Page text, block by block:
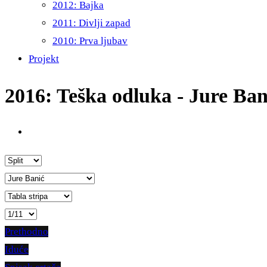
2012: Bajka
2011: Divlji zapad
2010: Prva ljubav
Projekt
2016: Teška odluka - Jure
Prethodno
Iduće